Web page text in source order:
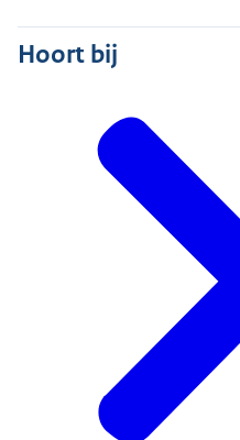
Hoort bij